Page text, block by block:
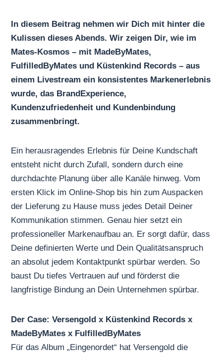
In diesem Beitrag nehmen wir Dich mit hinter die
Kulissen dieses Abends. Wir zeigen Dir, wie im
Mates-Kosmos – mit MadeByMates,
FulfilledByMates und Küstenkind Records – aus
einem Livestream ein konsistentes Markenerlebnis
wurde, das BrandExperience,
Kundenzufriedenheit und Kundenbindung
zusammenbringt.
Ein herausragendes Erlebnis für Deine Kundschaft
entsteht nicht durch Zufall, sondern durch eine
durchdachte Planung über alle Kanäle hinweg. Vom
ersten Klick im Online-Shop bis hin zum Auspacken
der Lieferung zu Hause muss jedes Detail Deiner
Kommunikation stimmen. Genau hier setzt ein
professioneller Markenaufbau an. Er sorgt dafür, dass
Deine definierten Werte und Dein Qualitätsanspruch
an absolut jedem Kontaktpunkt spürbar werden. So
baust Du tiefes Vertrauen auf und förderst die
langfristige Bindung an Dein Unternehmen spürbar.
Der Case: Versengold x Küstenkind Records x
MadeByMates x FulfilledByMates
Für das Album „Eingenordet“ hat Versengold die